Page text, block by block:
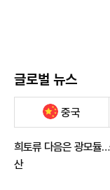
글로벌 뉴스
중국
희토류 다음은 광모듈
산